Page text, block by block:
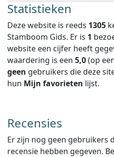
Statistieken
Deze website is reeds 1305
Stamboom Gids. Er is 1
website een cijfer heeft
waardering is een 5,0(op
geen gebruikers die deze
hun Mijn favorieten lijst.
Recensies
Er zijn nog geen gebruikers
recensie hebben gegeven.